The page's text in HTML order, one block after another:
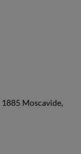
Moscavide,